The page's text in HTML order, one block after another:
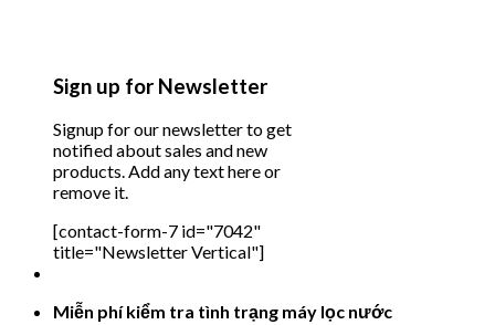
Sign up for Newsletter
Signup for our newsletter to get
notified about sales and new
products. Add any text here or
remove it.
[contact-form-7 id="7042"
title="Newsletter Vertical"]
Miễn phí kiểm tra tình trạng máy lọc nước